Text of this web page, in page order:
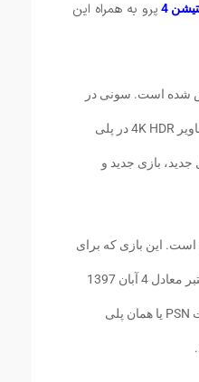
4
پرو به همراه این
قیمت 399 دلار آماده پیش فروش شده است. سونی در
به همراه تصاویر 4K HDR در پلی
جدید، بازی جدید و
است. این بازی که برای
کنسول‌های پلی استیشن 4 و ایکس باکس وان آماده عرضه شده، قرار است در روز 26 اکتبر معادل 4 آبان 1397
آماده عرضه به کاربران شود. گفتنی است که کاربران می‌توانند از طریق خرید گیفت کارت PSN یا همان پلی